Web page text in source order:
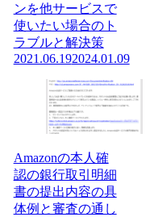
ンを他サービスで
使いたい場合のト
ラブルと解決策
2021.06.192024.01.09
Amazonの本人確
認の銀行取引明細
書の提出内容の具
体例と審査の通し